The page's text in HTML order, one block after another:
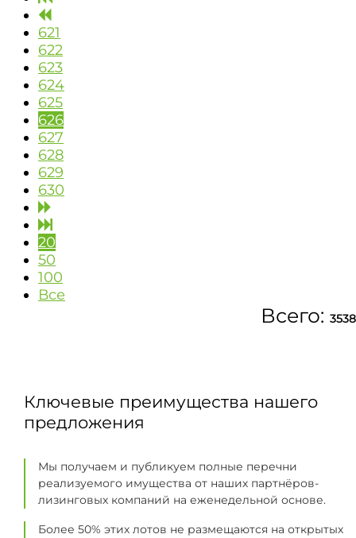
621
622
623
624
625
626
627
628
629
630
20
50
100
Все
Всего:
Ключевые преимущества нашего
предложения
Мы получаем и публикуем полные перечни
реализуемого имущества от наших партнёров-
лизинговых компаний на еженедельной основе.
Более 50% этих лотов не размещаются на открытых